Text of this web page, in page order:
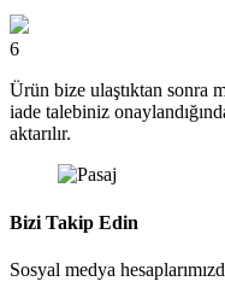
6
Ürün bize ulaştıktan sonra
iade talebiniz
aktarılır.
Bizi Takip Edin
Sosyal medya